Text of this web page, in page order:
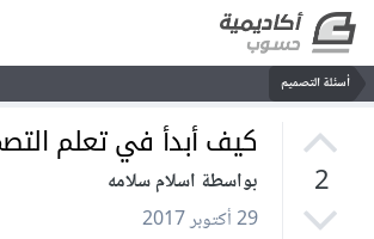
أسئلة التصميم
2
كيف أبدأ في تعلم
بواسطة اسلام سلامه
29 أكتوبر 2017